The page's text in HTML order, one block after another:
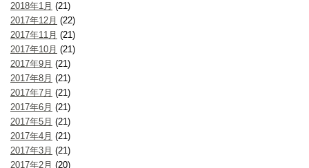
2018年1月 (21)
2017年12月 (22)
2017年11月 (21)
2017年10月 (21)
2017年9月 (21)
2017年8月 (21)
2017年7月 (21)
2017年6月 (21)
2017年5月 (21)
2017年4月 (21)
2017年3月 (21)
2017年2月 (20)